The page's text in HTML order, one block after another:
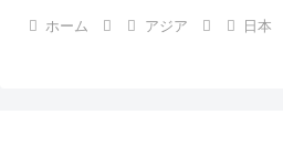
ホーム アジア 日本